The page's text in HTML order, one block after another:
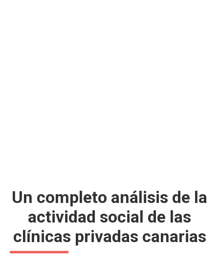
Un completo análisis de la
actividad social de las
clínicas privadas canarias